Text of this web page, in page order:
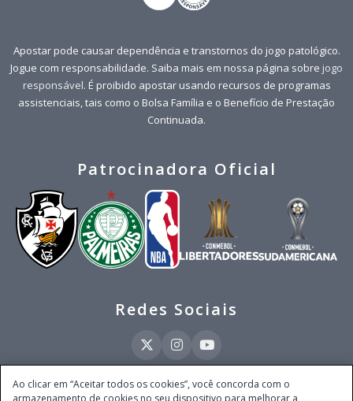
Apostar pode causar dependência e transtornos do jogo patológico.
Jogue com responsabilidade. Saiba mais em nossa página sobre jogo
responsável. É proibido apostar usando recursos de programas
assistenciais, tais como o Bolsa Família e o Benefício de Prestação
Continuada.
Patrocinadora Oficial
Redes Sociais
Este site é operado pela Ventmear Brasil LTDA (CNPJ 52.868.380/0001-84), com
Ao clicar em “Aceitar todos os cookies”, você concorda com o
armazenamento de cookies no seu dispositivo para melhorar a